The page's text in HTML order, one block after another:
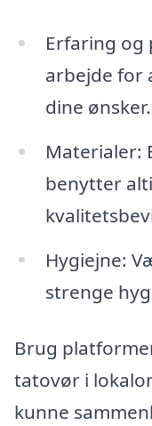
Erfaring og
arbejde for
dine ønsker.
Materialer:
benytter
Hygiejne:
strenge
Brug
tatovør i
kunne